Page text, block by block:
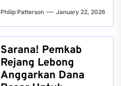
Philip Patterson January 22, 2026
Sarana! Pemkab
Rejang Lebong
Anggarkan Dana